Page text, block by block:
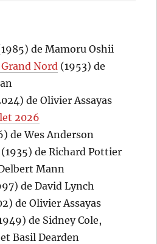
de Mamoru Oshii
Nord (1953) de
de Olivier Assayas
2026
de Wes Anderson
(1935) de Richard Pottier
Mann
de David Lynch
de Olivier Assayas
de Sidney Cole,
Basil Dearden